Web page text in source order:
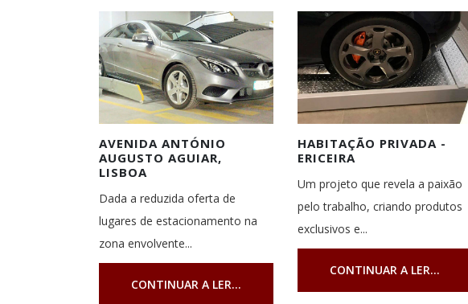
AVENIDA ANTÓNIO
AUGUSTO AGUIAR,
LISBOA
Dada a reduzida oferta de
lugares de estacionamento na
zona envolvente...
CONTINUAR A LER...
HABITAÇÃO PRIVADA -
ERICEIRA
Um projeto que revela a paixão
pelo trabalho, criando produtos
exclusivos e...
CONTINUAR A LER...